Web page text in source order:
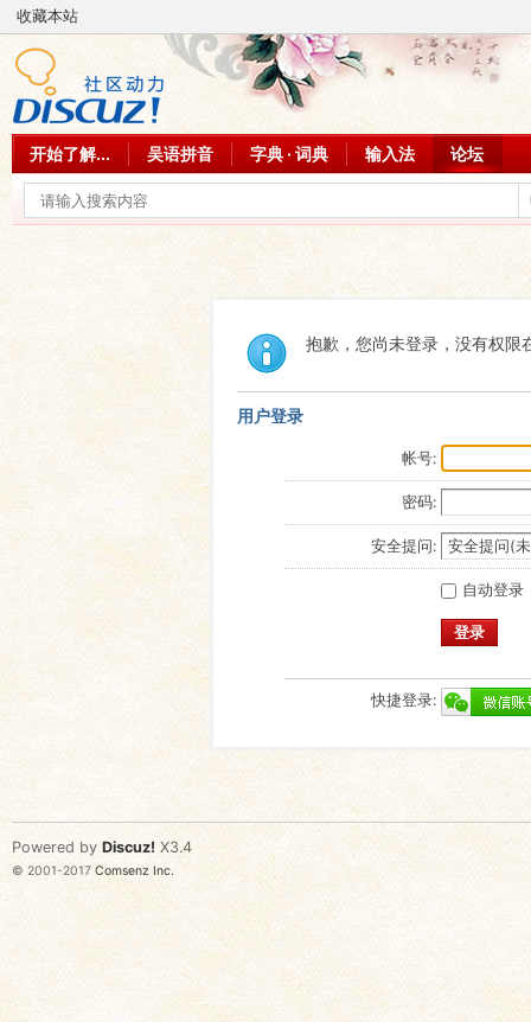
收藏本站
开始了解... 吴语拼音 字典 · 词典 输入法 论坛
抱歉，您尚未登录，没有权限
用户登录
帐号:
密码:
安全提问:
自动登录
登录
快捷登录:
Powered by Discuz! X3.4
© 2001-2017 Comsenz Inc.